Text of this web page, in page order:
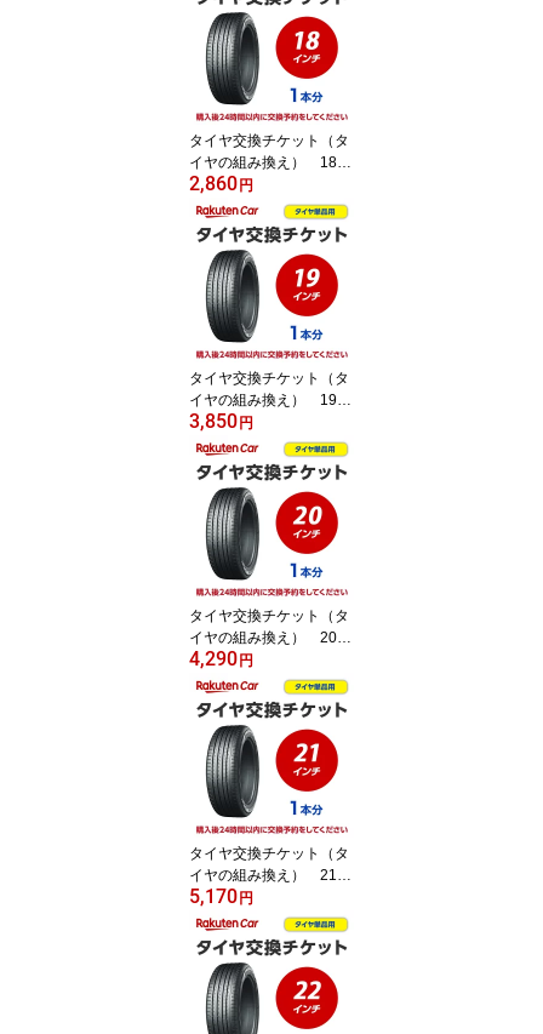
イヤ廃棄別】
タイヤ交換チケット（タ
イヤの組み換え） 18イ
ンチ - 【1本】 タイヤ
の脱着・バランス調整込
み【ゴムバルブ交換・タ
イヤ廃棄別】
2,860円
タイヤ交換チケット（タ
イヤの組み換え） 19イ
ンチ - 【1本】 タイヤ
の脱着・バランス調整込
み【ゴムバルブ交換・タ
イヤ廃棄別】
3,850円
タイヤ交換チケット（タ
イヤの組み換え） 20イ
ンチ - 【1本】 タイヤ
の脱着・バランス調整込
み【ゴムバルブ交換・タ
イヤ廃棄別】
4,290円
タイヤ交換チケット（タ
イヤの組み換え） 21イ
ンチ - 【1本】 タイヤ
の脱着・バランス調整込
み【ゴムバルブ交換・タ
イヤ廃棄別】
5,170円